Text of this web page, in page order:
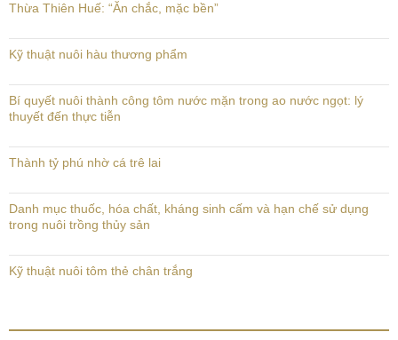
Thừa Thiên Huế: “Ăn chắc, mặc bền”
Kỹ thuật nuôi hàu thương phẩm
Bí quyết nuôi thành công tôm nước mặn trong ao nước ngọt: lý
thuyết đến thực tiễn
Thành tỷ phú nhờ cá trê lai
Danh mục thuốc, hóa chất, kháng sinh cấm và hạn chế sử dụng
trong nuôi trồng thủy sản
Kỹ thuật nuôi tôm thẻ chân trắng